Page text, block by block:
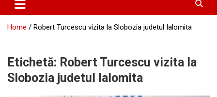
Home Robert Turcescu vizita la Slobozia judetul Ialomita
Etichetă: Robert Turcescu vizita la
Slobozia judetul Ialomita